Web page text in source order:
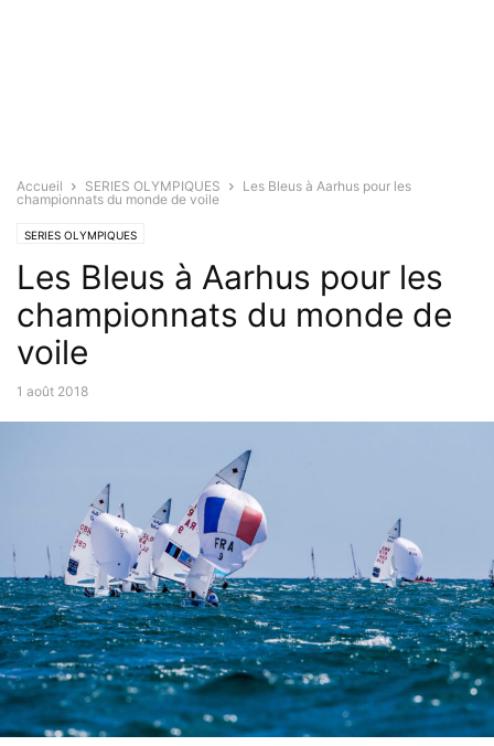
Accueil SERIES OLYMPIQUES
Les Bleus à Aarhus pour les
championnats du monde de voile
SERIES OLYMPIQUES
Les Bleus à Aarhus pour les
championnats du monde de
voile
1 août 2018